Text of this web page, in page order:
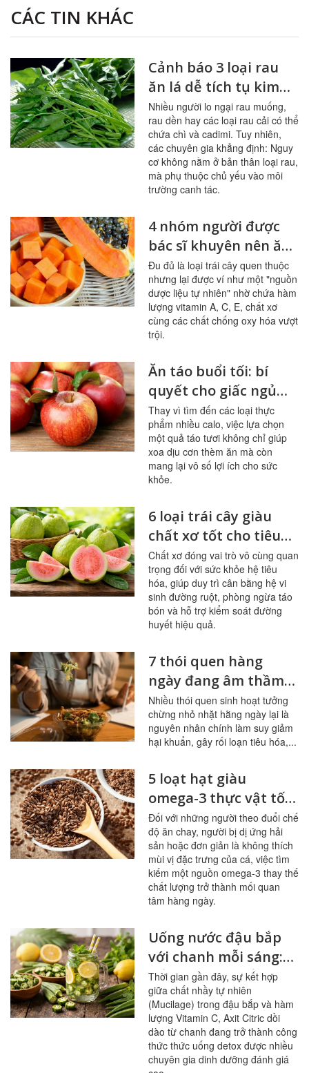
CÁC TIN KHÁC
Cảnh báo 3 loại rau
ăn lá dễ tích tụ kim
loại nặng
Nhiều người lo ngại rau muống,
rau dền hay các loại rau cải có thể
chứa chì và cadimi. Tuy nhiên,
các chuyên gia khẳng định: Nguy
cơ không nằm ở bản thân loại rau,
mà phụ thuộc chủ yếu vào môi
trường canh tác.
4 nhóm người được
bác sĩ khuyên nên ăn
đu đủ thường xuyên
Đu đủ là loại trái cây quen thuộc
nhưng lại được ví như một "nguồn
dược liệu tự nhiên" nhờ chứa hàm
lượng vitamin A, C, E, chất xơ
cùng các chất chống oxy hóa vượt
trội.
Ăn táo buổi tối: bí
quyết cho giấc ngủ
ngon, hệ tiêu hóa
khỏe mạnh
Thay vì tìm đến các loại thực
phẩm nhiều calo, việc lựa chọn
một quả táo tươi không chỉ giúp
xoa dịu cơn thèm ăn mà còn
mang lại vô số lợi ích cho sức
khỏe.
6 loại trái cây giàu
chất xơ tốt cho tiêu
hóa, đường huyết
Chất xơ đóng vai trò vô cùng quan
trọng đối với sức khỏe hệ tiêu
hóa, giúp duy trì cân bằng hệ vi
sinh đường ruột, phòng ngừa táo
bón và hỗ trợ kiểm soát đường
huyết hiệu quả.
7 thói quen hàng
ngày đang âm thầm
tàn phá đường ruột
Nhiều thói quen sinh hoạt tưởng
chừng nhỏ nhặt hằng ngày lại là
nguyên nhân chính làm suy giảm
hại khuẩn, gây rối loạn tiêu hóa,...
5 loạt hạt giàu
omega-3 thực vật tốt
nhất cho người ít ăn
cá
Đối với những người theo đuổi chế
độ ăn chay, người bị dị ứng hải
sản hoặc đơn giản là không thích
mùi vị đặc trưng của cá, việc tìm
kiếm một nguồn omega-3 thay thế
chất lượng trở thành mối quan
tâm hàng ngày.
Uống nước đậu bắp
với chanh mỗi sáng:
bổ mạch máu, ổn
đường huyết
Thời gian gần đây, sự kết hợp
giữa chất nhầy tự nhiên
(Mucilage) trong đậu bắp và hàm
lượng Vitamin C, Axit Citric dồi
dào từ chanh đang trở thành công
thức thức uống detox được nhiều
chuyên gia dinh dưỡng đánh giá